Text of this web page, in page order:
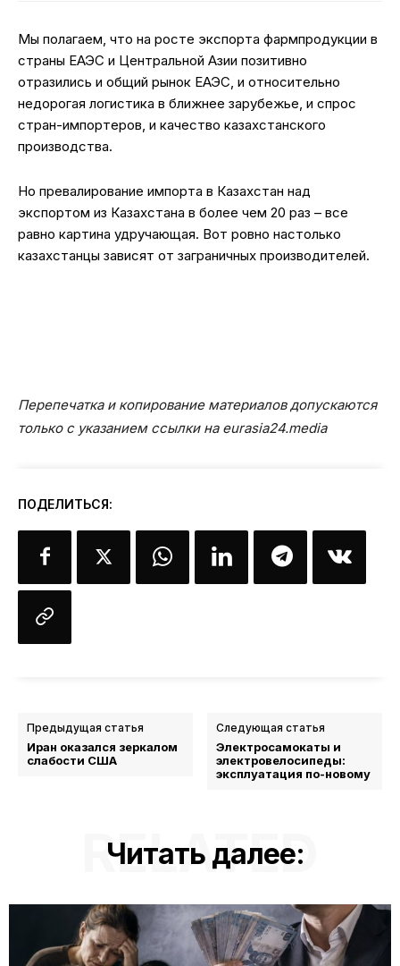
Мы полагаем, что на росте экспорта фармпродукции в
страны ЕАЭС и Центральной Азии позитивно
отразились и общий рынок ЕАЭС, и относительно
недорогая логистика в ближнее зарубежье, и спрос
стран-импортеров, и качество казахстанского
производства.
Но превалирование импорта в Казахстан над
экспортом из Казахстана в более чем 20 раз – все
равно картина удручающая. Вот ровно настолько
казахстанцы зависят от заграничных производителей.
Перепечатка и копирование материалов допускаются
только с указанием ссылки на eurasia24.media
ПОДЕЛИТЬСЯ:
Предыдущая статья
Иран оказался зеркалом
слабости США
Следующая статья
Электросамокаты и
электровелосипеды:
эксплуатация по-новому
Читать далее:
RELATED